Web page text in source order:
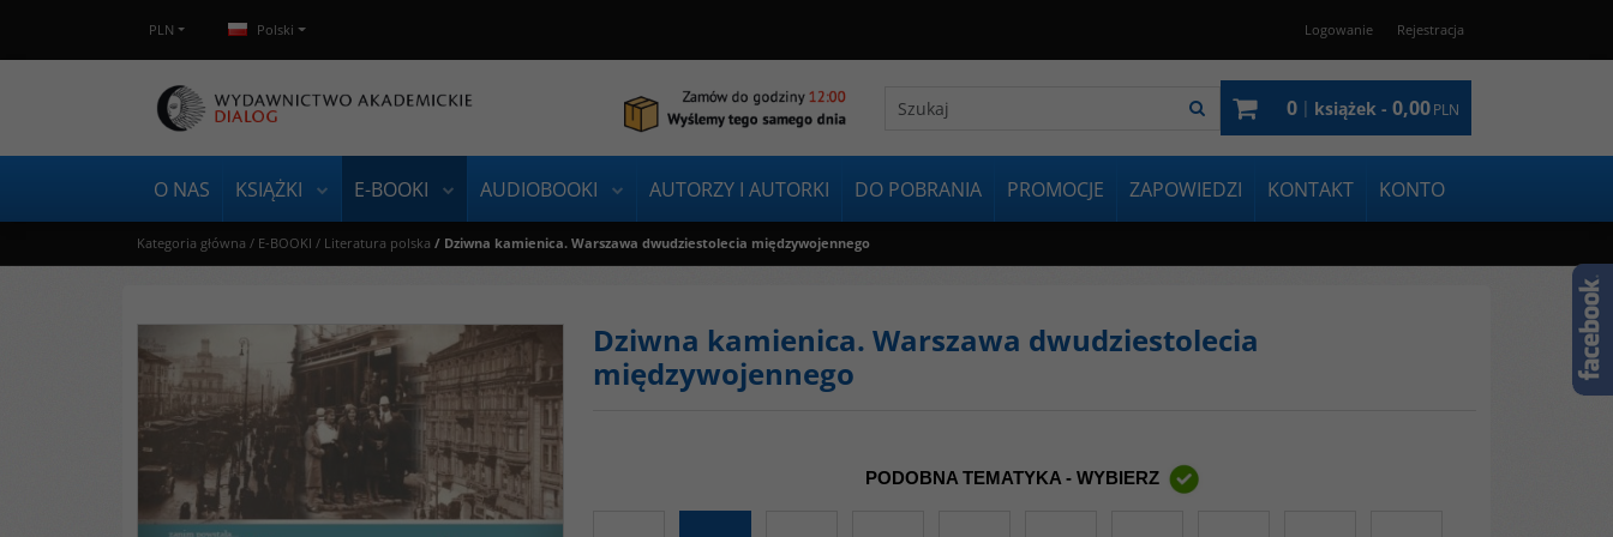
PLN Polski Logowanie Rejestracja
0 | książek - 0,00PLN
O NAS KSIĄŻKI E-BOOKI AUDIOBOOKI AUTORZY I AUTORKI DO POBRANIA PROMOCJE ZAPOWIEDZI KONTAKT KONTO
Kategoria główna / E-BOOKI / Literatura polska / Dziwna kamienica. Warszawa dwudziestolecia międzywojennego
Dziwna kamienica. Warszawa dwudziestolecia
międzywojennego
PODOBNA TEMATYKA - WYBIERZ